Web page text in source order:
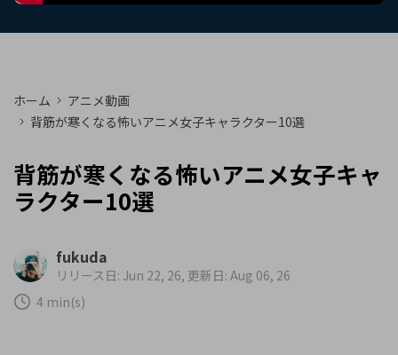
ホーム
アニメ動画
背筋が寒くなる怖いアニメ女子キャラクター10選
背筋が寒くなる怖いアニメ女子キャ
ラクター10選
fukuda
リリース日: Jun 22, 26, 更新日: Aug 06, 26
4 min(s)